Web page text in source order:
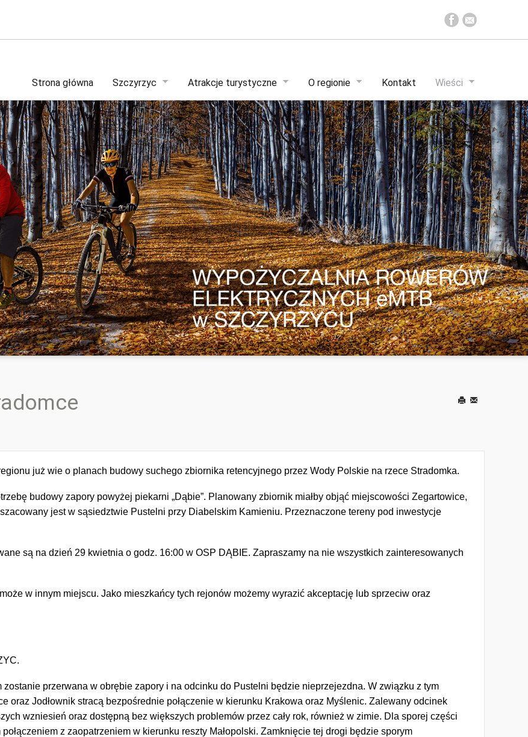
Strona główna Szczyrzyc Atrakcje turystyczne O regionie Kontakt Wieści
już wie o planach budowy suchego zbiornika retencyjnego przez Wody Polskie na rzece Stradomka.
budowy zapory powyżej piekarni „Dąbie”. Planowany zbiornik miałby objąć miejscowości Zegartowice,
jest w sąsiedztwie Pustelni przy Diabelskim Kamieniu. Przeznaczone tereny pod inwestycje
są na dzień 29 kwietnia o godz. 16:00 w OSP DĄBIE. Zapraszamy na nie wszystkich zainteresowanych
w innym miejscu. Jako mieszkańcy tych rejonów możemy wyrazić akceptację lub sprzeciw oraz
przerwana w obrębie zapory i na odcinku do Pustelni będzie nieprzejezdna. W związku z tym
oraz Jodłownik stracą bezpośrednie połączenie w kierunku Krakowa oraz Myślenic. Zalewany odcinek
wzniesień oraz dostępną bez większych problemów przez cały rok, również w zimie. Dla sporej części
z zaopatrzeniem w kierunku reszty Małopolski. Zamknięcie tej drogi będzie sporym